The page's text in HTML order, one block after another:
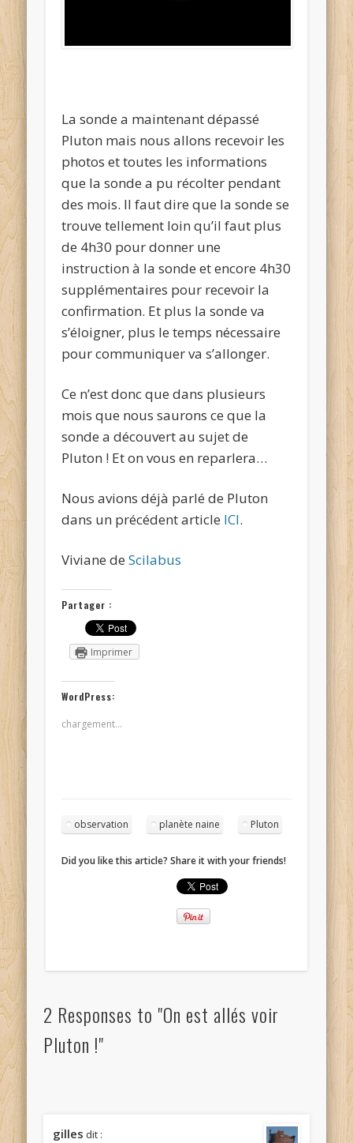
La sonde a maintenant dépassé
Pluton mais nous allons recevoir les
photos et toutes les informations
que la sonde a pu récolter pendant
des mois. Il faut dire que la sonde se
trouve tellement loin qu’il faut plus
de 4h30 pour donner une
instruction à la sonde et encore 4h30
supplémentaires pour recevoir la
confirmation. Et plus la sonde va
s’éloigner, plus le temps nécessaire
pour communiquer va s’allonger.
Ce n’est donc que dans plusieurs
mois que nous saurons ce que la
sonde a découvert au sujet de
Pluton ! Et on vous en reparlera…
Nous avions déjà parlé de Pluton
dans un précédent article ICI.
Viviane deScilabus
Partager :
Imprimer
WordPress:
chargement…
observation planète naine Pluton
Did you like this article? Share it with your friends!
2 Responses to "On est allés voir
Pluton !"
gilles dit :